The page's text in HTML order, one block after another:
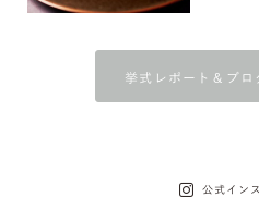
挙式レポート＆ブロ
公式イン